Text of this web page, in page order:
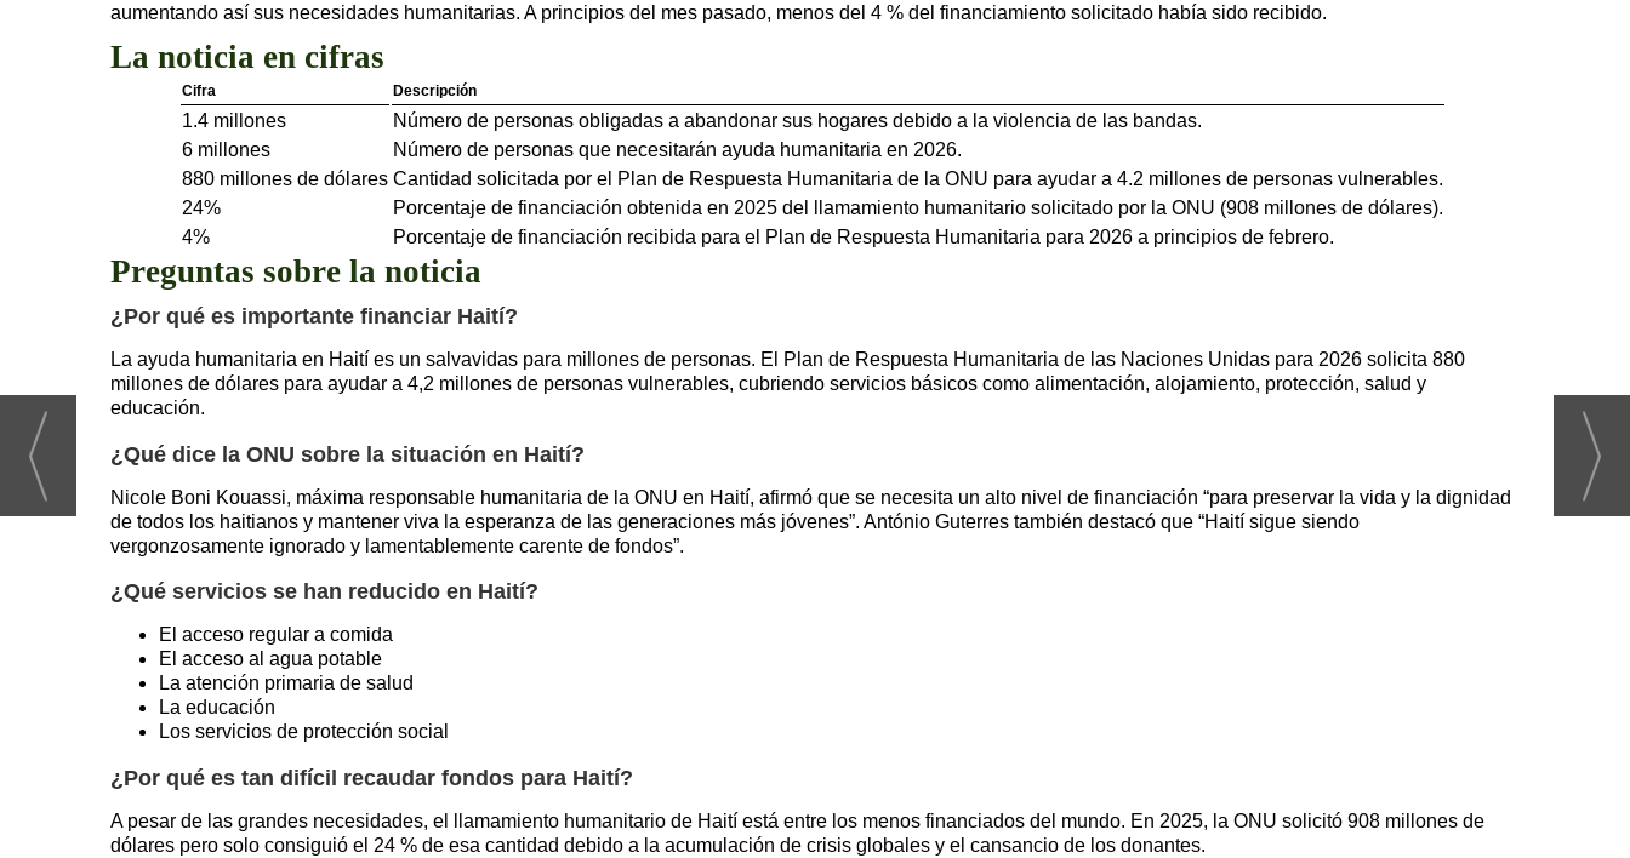
aumentando así sus necesidades humanitarias. A principios del mes pasado, menos del 4 % del financiamiento solicitado había sido recibido.
La noticia en cifras
Cifra Descripción
1.4 millones
Número de personas obligadas a abandonar sus hogares debido a la violencia de las bandas.
6 millones
Número de personas que necesitarán ayuda humanitaria en 2026.
880 millones de dólares Cantidad solicitada por el Plan de Respuesta Humanitaria de la ONU para ayudar a 4.2 millones de personas vulnerables.
24%
Porcentaje de financiación obtenida en 2025 del llamamiento humanitario solicitado por la ONU (908 millones de dólares).
4%
Porcentaje de financiación recibida para el Plan de Respuesta Humanitaria para 2026 a principios de febrero.
Preguntas sobre la noticia
¿Por qué es importante financiar Haití?
La ayuda humanitaria en Haití es un salvavidas para millones de personas. El Plan de Respuesta Humanitaria de las Naciones Unidas para 2026 solicita 880
millones de dólares para ayudar a 4,2 millones de personas vulnerables, cubriendo servicios básicos como alimentación, alojamiento, protección, salud y
educación.
¿Qué dice la ONU sobre la situación en Haití?
Nicole Boni Kouassi, máxima responsable humanitaria de la ONU en Haití, afirmó que se necesita un alto nivel de financiación “para preservar la vida y la dignidad
de todos los haitianos y mantener viva la esperanza de las generaciones más jóvenes”. António Guterres también destacó que “Haití sigue siendo
vergonzosamente ignorado y lamentablemente carente de fondos”.
¿Qué servicios se han reducido en Haití?
El acceso regular a comida
El acceso al agua potable
La atención primaria de salud
La educación
Los servicios de protección social
¿Por qué es tan difícil recaudar fondos para Haití?
A pesar de las grandes necesidades, el llamamiento humanitario de Haití está entre los menos financiados del mundo. En 2025, la ONU solicitó 908 millones de
dólares pero solo consiguió el 24 % de esa cantidad debido a la acumulación de crisis globales y el cansancio de los donantes.